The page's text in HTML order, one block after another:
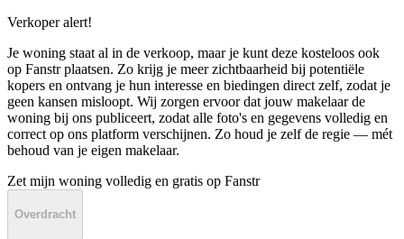
Verkoper alert!
Je woning staat al in de verkoop, maar je kunt deze kosteloos ook
op Fanstr plaatsen. Zo krijg je meer zichtbaarheid bij potentiële
kopers en ontvang je hun interesse en biedingen direct zelf, zodat je
geen kansen misloopt. Wij zorgen ervoor dat jouw makelaar de
woning bij ons publiceert, zodat alle foto's en gegevens volledig en
correct op ons platform verschijnen. Zo houd je zelf de regie — mét
behoud van je eigen makelaar.
Zet mijn woning volledig en gratis op Fanstr
Overdracht